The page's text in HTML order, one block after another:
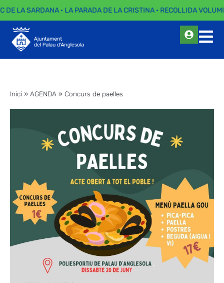
DE LA SARDANA · LA PARADA DE LA CRISTINA · RECOLLIDA
Inici » AGENDA » Concurs de paelles